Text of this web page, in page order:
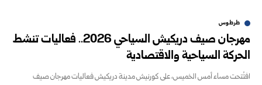
طرطوس
مهرجان صيف دريكيش السياحي 2026.. فعاليات تنشط
الحركة السياحية والاقتصادية
افتُتحت مساء أمس الخميس، على كورنيش مدينة دريكيش فعاليات مهرجان صيف